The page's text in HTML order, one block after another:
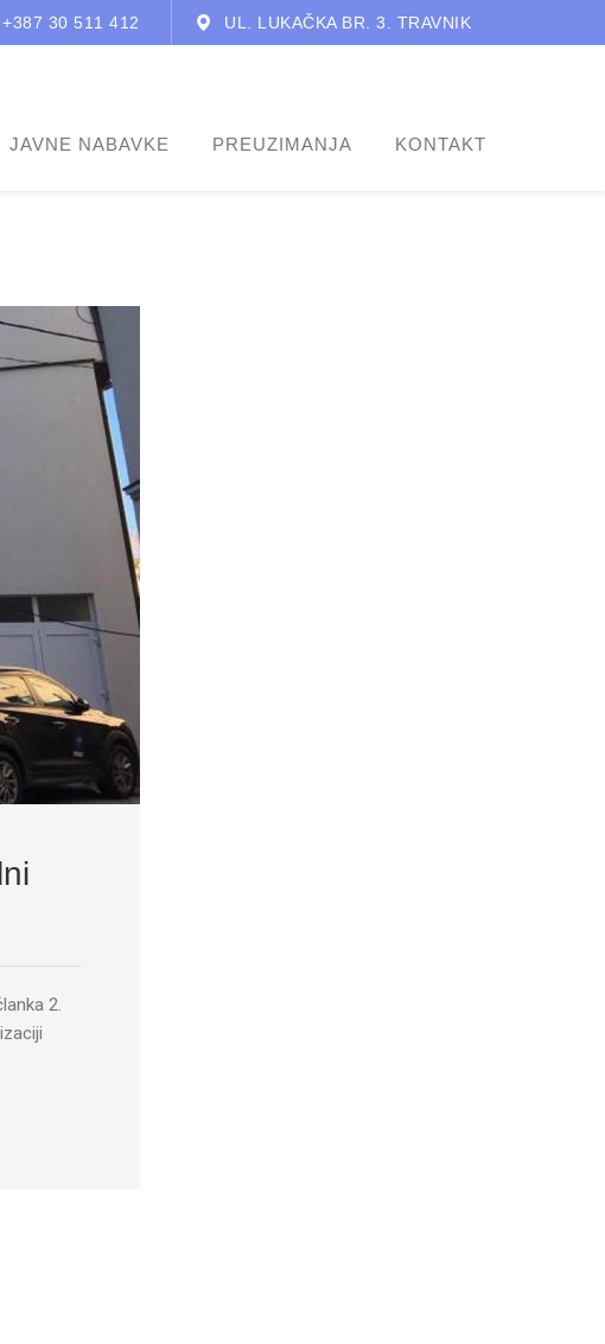
+387 30 511 412 UL. LUKAČKA BR. 3. TRAVNIK
JAVNE NABAVKE PREUZIMANJA KONTAKT
2.